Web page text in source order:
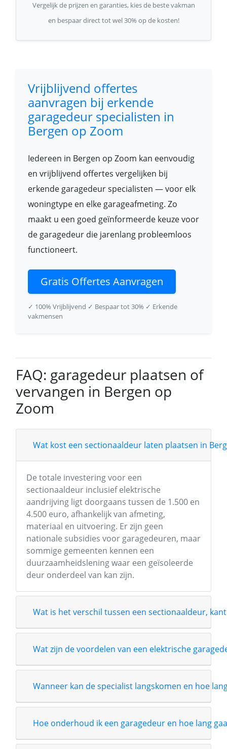
Vergelijk de prijzen en garanties, kies de beste vakman
en bespaar direct tot wel 30% op de kosten!
Vrijblijvend offertes
aanvragen bij erkende
garagedeur specialisten in
Bergen op Zoom
Iedereen in Bergen op Zoom kan eenvoudig
en vrijblijvend offertes vergelijken bij
erkende garagedeur specialisten — voor elk
woningtype en elke garageafmeting. Zo
maakt u een goed geïnformeerde keuze voor
de garagedeur die jarenlang probleemloos
functioneert.
Gratis Offertes Aanvragen
✓ 100% Vrijblijvend ✓ Bespaar tot 30% ✓ Erkende
vakmensen
FAQ: garagedeur plaatsen of
vervangen in Bergen op
Zoom
Wat kost een sectionaaldeur laten plaatsen in
De totale investering voor een
sectionaaldeur inclusief elektrische
aandrijving ligt doorgaans tussen de 1.500 en
4.500 euro, afhankelijk van afmeting,
materiaal en uitvoering. Er zijn geen
nationale subsidies voor garagedeuren, maar
sommige gemeenten kennen een
duurzaamheidslening waar een geïsoleerde
deur onderdeel van kan zijn.
Wat is het verschil tussen een sectionaaldeur,
Wat zijn de voordelen van een elektrische
Wanneer kan de specialist langskomen en hoe
Hoe onderhoud ik een garagedeur en hoe lang